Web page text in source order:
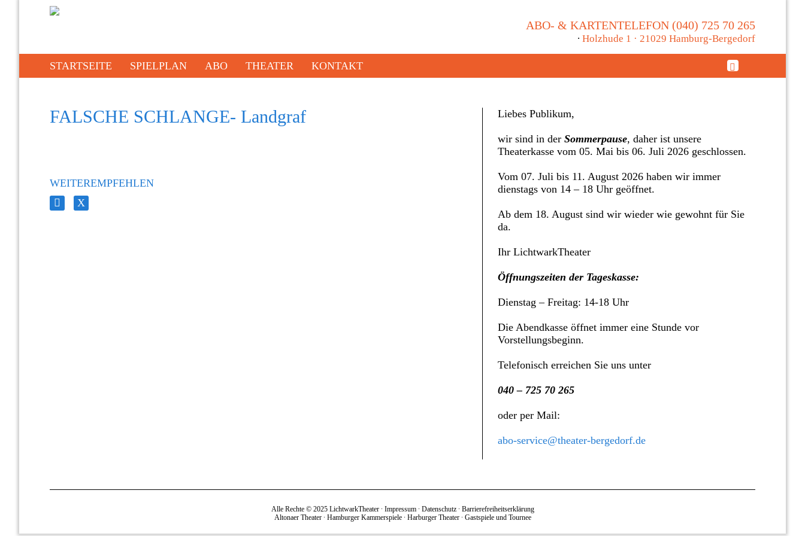
ABO- & KARTENTELEFON (040) 725 70 265
∙ Holzhude 1 · 21029 Hamburg-Bergedorf
STARTSEITE SPIELPLAN ABO THEATER KONTAKT
FALSCHE SCHLANGE- Landgraf
WEITEREMPFEHLEN
Liebes Publikum,
wir sind in derSommerpause, daher ist unsere
Theaterkasse vom 05. Mai bis 06. Juli 2026 geschlossen.
Vom 07. Juli bis 11. August 2026 haben wir immer
dienstags von 14 – 18 Uhr geöffnet.
Ab dem 18. August sind wir wieder wie gewohnt für Sie
da.
Ihr LichtwarkTheater
Öffnungszeiten der Tageskasse:
Dienstag – Freitag: 14-18 Uhr
Die Abendkasse öffnet immer eine Stunde vor
Vorstellungsbeginn.
Telefonisch erreichen Sie uns unter
040 – 725 70 265
oder per Mail:
abo-service@theater-bergedorf.de
Alle Rechte © 2025 LichtwarkTheater ∙ Impressum∙ Datenschutz∙ Barrierefreiheitserklärung
Altonaer Theater∙ Hamburger Kammerspiele∙ Harburger Theater∙ Gastspiele und Tournee